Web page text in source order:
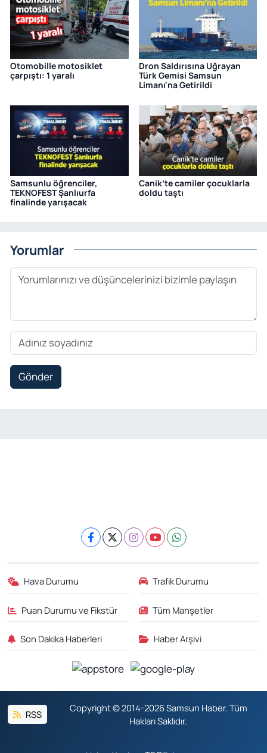
Otomobille motosiklet
çarpıştı: 1 yaralı
Dron Saldırısına Uğrayan
Türk Gemisi Samsun
Limanı'na Getirildi
Samsunlu öğrenciler,
TEKNOFEST Şanlıurfa
finalinde yarışacak
Canik’te camiler çocuklarla
doldu taştı
Yorumlar
Gönder
Hava Durumu Trafik Durumu
Puan Durumu ve Fikstür Tüm Manşetler
Son Dakika Haberleri Haber Arşivi
RSS
Copyright © 2014-2026 Samsun Haber. Tüm
Hakları Saklıdır.